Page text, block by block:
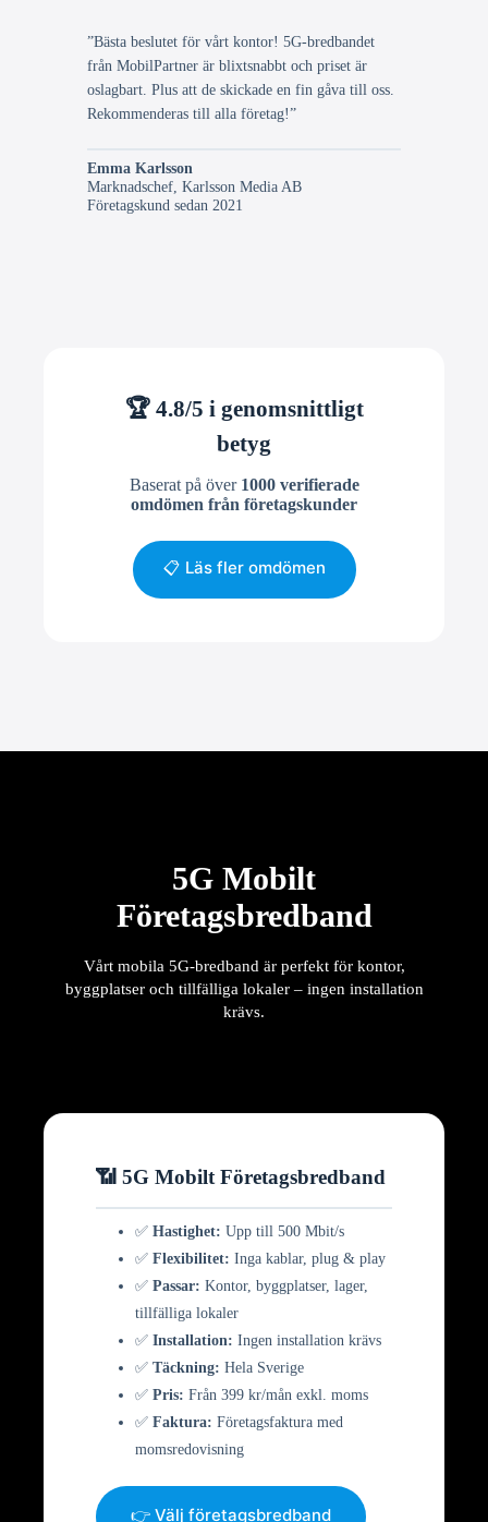
”Bästa beslutet för vårt kontor! 5G-bredbandet
från MobilPartner är blixtsnabbt och priset är
oslagbart. Plus att de skickade en fin gåva till oss.
Rekommenderas till alla företag!”
Emma Karlsson
Marknadschef, Karlsson Media AB
Företagskund sedan 2021
🏆 4.8/5 i genomsnittligt
betyg
Baserat på över 1000 verifierade
omdömen från företagskunder
📋 Läs fler omdömen
5G Mobilt
Företagsbredband
Vårt mobila 5G-bredband är perfekt för kontor,
byggplatser och tillfälliga lokaler – ingen installation
krävs.
📶 5G Mobilt Företagsbredband
✅ Hastighet: Upp till 500 Mbit/s
✅ Flexibilitet: Inga kablar, plug & play
✅ Passar: Kontor, byggplatser, lager,
tillfälliga lokaler
✅ Installation: Ingen installation krävs
✅ Täckning: Hela Sverige
✅ Pris: Från 399 kr/mån exkl. moms
✅ Faktura: Företagsfaktura med
momsredovisning
👉 Välj företagsbredband